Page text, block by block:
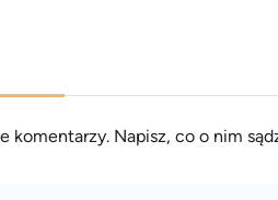
komentarzy. Napisz, co o nim